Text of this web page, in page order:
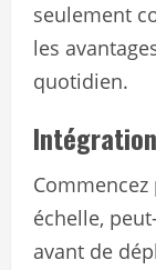
seulement
les
quotidien.
échelle,
avant de